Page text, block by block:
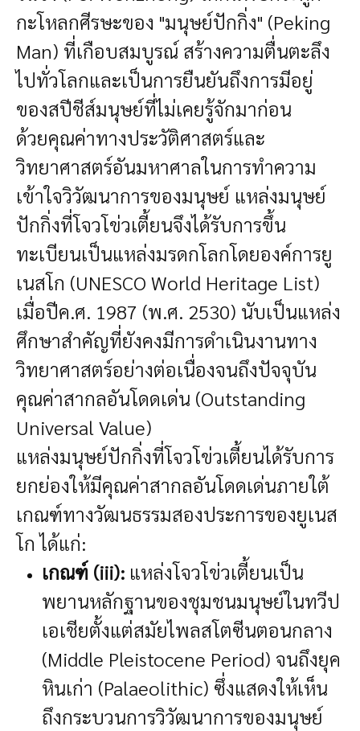
กะโหลกศีรษะของ "มนุษย์ปักกิ่ง" (Peking
Man) ที่เกือบสมบูรณ์ สร้างความตื่นตะลึง
ไปทั่วโลกและเป็นการยืนยันถึงการมีอยู่
ของสปีชีส์มนุษย์ที่ไม่เคยรู้จักมาก่อน
ด้วยคุณค่าทางประวัติศาสตร์และ
วิทยาศาสตร์อันมหาศาลในการทำความ
เข้าใจวิวัฒนาการของมนุษย์ แหล่งมนุษย์
ปักกิ่งที่โจวโข่วเตี้ยนจึงได้รับการขึ้น
ทะเบียนเป็นแหล่งมรดกโลกโดยองค์การยู
เนสโก (UNESCO World Heritage List)
เมื่อปีค.ศ. 1987 (พ.ศ. 2530) นับเป็นแหล่ง
ศึกษาสำคัญที่ยังคงมีการดำเนินงานทาง
วิทยาศาสตร์อย่างต่อเนื่องจนถึงปัจจุบัน
คุณค่าสากลอันโดดเด่น (Outstanding
Universal Value)
แหล่งมนุษย์ปักกิ่งที่โจวโข่วเตี้ยนได้รับการ
ยกย่องให้มีคุณค่าสากลอันโดดเด่นภายใต้
เกณฑ์ทางวัฒนธรรมสองประการของยูเนส
โก ได้แก่:
เกณฑ์ (iii): แหล่งโจวโข่วเตี้ยนเป็น
พยานหลักฐานของชุมชนมนุษย์ในทวีป
เอเชียตั้งแต่สมัยไพลสโตซีนตอนกลาง
(Middle Pleistocene Period) จนถึงยุค
หินเก่า (Palaeolithic) ซึ่งแสดงให้เห็น
ถึงกระบวนการวิวัฒนาการของมนุษย์